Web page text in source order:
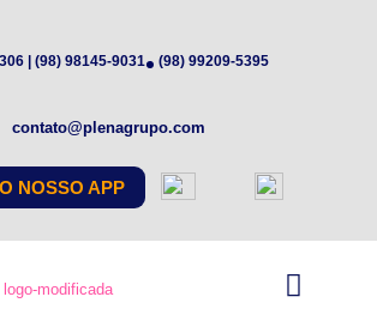
| (98) 98145-9031 (98) 99209-5395
contato@plenagrupo.com
NOSSO APP